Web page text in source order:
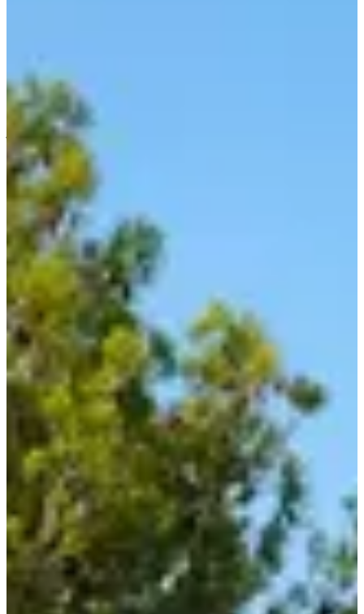
Ver todas las fotos
Ver todas las fotos
1 / 1
Acerca deCarreras
Fecha
Julio de 2027
Fecha por confirmar
Lugar
Leucate
Aude
¡Prepárate para vivir una aventura deportiva inolvidable con “Les
Boucles de Cezelly”! Este evento tendrá lugar en Leucate, un
encantador pueblo situado en el departamento de Aude, en la región
de Occitania. Si eres un corredor experimentado, un caminante
entusiasta o un joven atleta en ciernes, hay una carrera para ti.
Aquí están las carreras disponibles:
El Trail de 10 km: Con un desnivel de 200 metros, es un
desafío perfecto para corredores que buscan superarse a sí
mismos. El dorsal cuesta 10€.
Carrera infantil 500m: Ideal para los pequeños que quieran
aprender a correr, es gratuita.
Carrera infantil de 1 km: Un poco más larga pero aún apta
para niños, también es gratuita.
Marcha nórdica: Una actividad suave y agradable para
disfrutar del paisaje.
Caminata de 6 km: Un hermoso paseo para los amantes de la
naturaleza, sin desnivel.